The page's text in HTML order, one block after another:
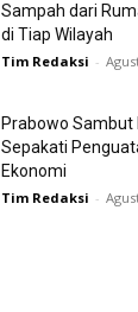
Sampah dari
di Tiap Wilayah
Tim Redaksi -
Prabowo Sambut
Sepakati
Ekonomi
Tim Redaksi -